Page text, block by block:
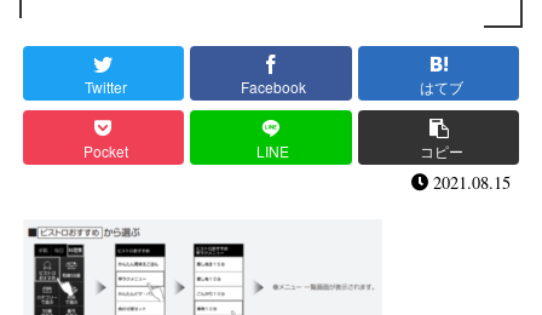
Twitter Facebook はてブ
Pocket LINE コピー
2021.08.15